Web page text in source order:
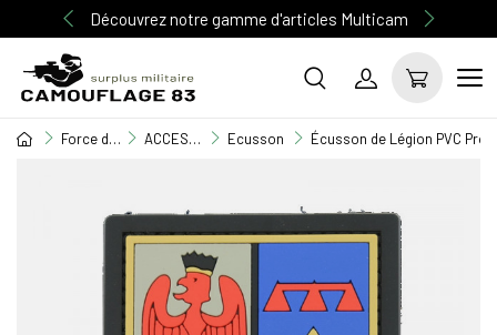
Découvrez notre gamme d'articles Multicam
Force de l'ordre ACCESSOIRES FORCES DE L'ORDRE Ecusson Écusson de Légion PVC